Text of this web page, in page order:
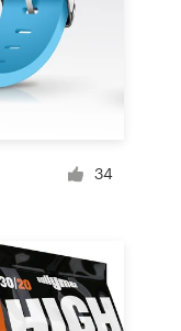
34